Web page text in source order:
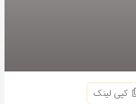
کپی لینک